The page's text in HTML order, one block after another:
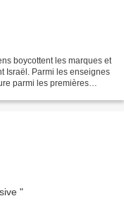
boycottent les marques et
Israël. Parmi les enseignes
parmi les premières